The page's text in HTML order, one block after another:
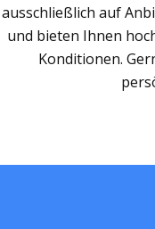
ausschließlich auf
und bieten Ihnen
Konditionen.